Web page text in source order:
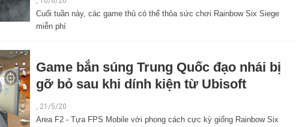
Cuối tuần này, các game thủ có thể thỏa sức chơi Rainbow Six Siege
miễn phí
Game bắn súng Trung Quốc đạo nhái bị
gỡ bỏ sau khi dính kiện từ Ubisoft
, 21/5/20
Area F2 - Tựa FPS Mobile với phong cách cực kỳ giống Rainbow Six